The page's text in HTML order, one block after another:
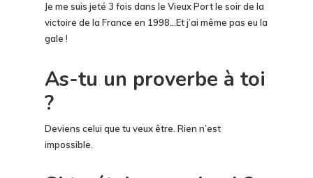
Je me suis jeté 3 fois dans le Vieux Port le soir de la
victoire de la France en 1998…Et j’ai même pas eu la
gale !
As-tu un proverbe à toi
?
Deviens celui que tu veux être. Rien n’est
impossible.